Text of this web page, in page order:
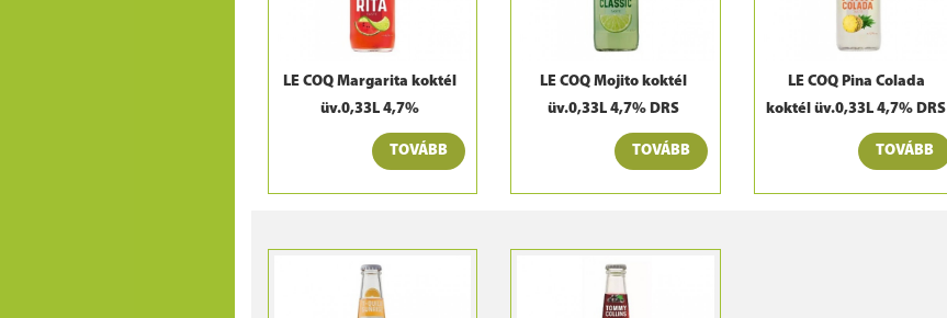
LE COQ Margarita koktél
üv.0,33L 4,7%
TOVÁBB
LE COQ Mojito koktél
üv.0,33L 4,7% DRS
TOVÁBB
LE COQ Pina Colada
koktél üv.0,33L 4,7% DRS
TOVÁBB